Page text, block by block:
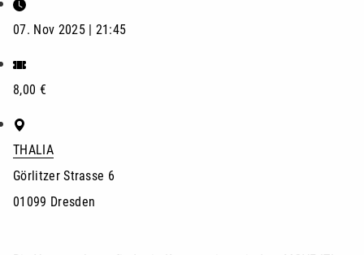
07. Nov 2025 | 21:45
8,00 €
THALIA
Görlitzer Strasse 6
01099 Dresden